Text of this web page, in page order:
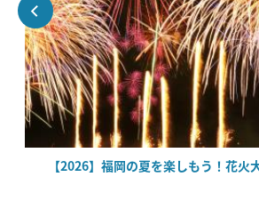
【2026】福岡の夏を楽しもう！花火